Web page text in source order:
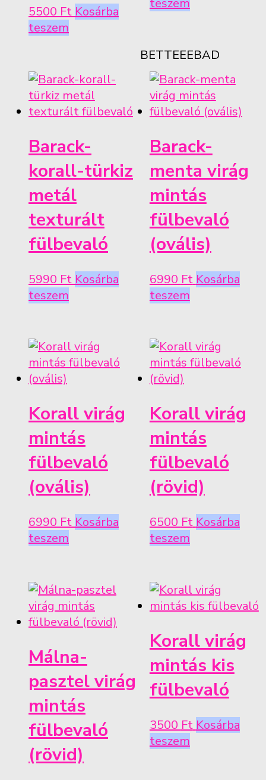
5500 Ft Kosárba
teszem
teszem
Barack-
korall-türkiz
metál
texturált
fülbevaló
5990 Ft Kosárba
teszem
Barack-
menta virág
mintás
fülbevaló
(ovális)
6990 Ft Kosárba
teszem
Korall virág
mintás
fülbevaló
(ovális)
6990 Ft Kosárba
teszem
Korall virág
mintás
fülbevaló
(rövid)
6500 Ft Kosárba
teszem
Málna-
pasztel virág
mintás
fülbevaló
(rövid)
Korall virág
mintás kis
fülbevaló
3500 Ft Kosárba
teszem
BETTEEEBAD